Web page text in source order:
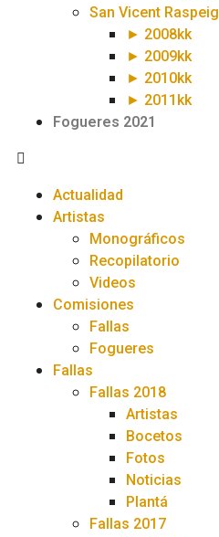
San Vicent Raspeig
► 2008kk
► 2009kk
► 2010kk
► 2011kk
Fogueres 2021
Actualidad
Artistas
Monográficos
Recopilatorio
Videos
Comisiones
Fallas
Fogueres
Fallas
Fallas 2018
Artistas
Bocetos
Fotos
Noticias
Plantá
Fallas 2017